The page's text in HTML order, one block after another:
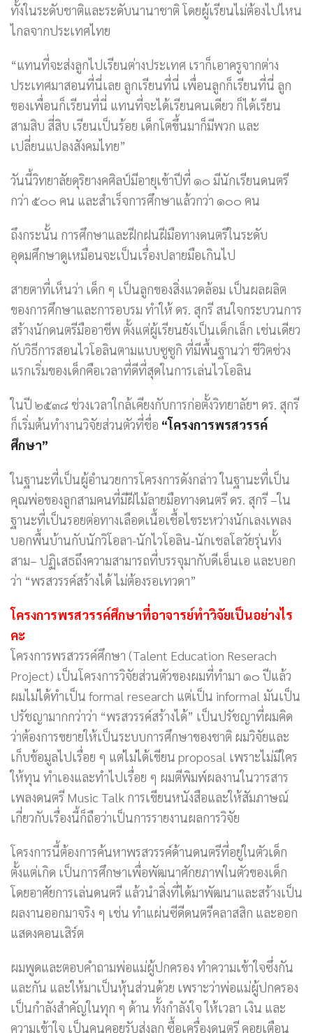
ทั้งในระดับชาติและระดับนานาชาติ โดยผู้เรียนไม่ต้องไปไหน
ไกลจากประเทศไทย
“แทนที่จะส่งลูกไปเรียนต่างประเทศ เราก็เอาครูจากต่าง
ประเทศมาสอนที่นี่เลย ลูกเรียนที่นี่ เพื่อนลูกก็เรียนที่นี่ ลูก
ของเพื่อนก็เรียนที่นี่ แทนที่จะได้เรียนคนเดียว ก็ได้เรียน
สามสิบ สี่สิบ เรียนเป็นร้อย เด็กโตขึ้นมาก็มีพวก และ
เปลี่ยนแปลงสังคมไทย”
วันนี้วิทยาลัยดุริยางคศิลป์มีอายุเข้าปีที่ ๑๐ มีนักเรียนดนตรี
กว่า ๕๐๐ คน และสำเร็จการศึกษาแล้วกว่า ๑๐๐ คน
ถึงกระนั้น การศึกษาและฝีกฝนฝีมือทางดนตรีในระดับ
อุดมศึกษาดูเหมือนจะเป็นเรื่องปลายมือเกินไป
สายตาที่เห็นว่า เด็ก ๆ เป็นลูกของสิ่งแวดล้อม เป็นผลผลิต
ของการศึกษาและการอบรม ทำให้ ดร. สุกรี สนใจกระบวนการ
สร้างนักดนตรีมืออาชีพ ตั้งแต่ผู้เรียนยังเป็นเด็กเล็ก เช่นเดียว
กับวิธีการสอนไวโอลินตามแบบซูซูกิ ที่มีพื้นฐานว่า ชีวิตช่วง
แรกเริ่มของเด็กคือเวลาที่ดีที่สุดในการเล่นไวโอลิน
ในปี ๒๕๓๘ ช่วงเวลาใกล้เคียงกับการก่อตั้งวิทยาลัยฯ ดร. สุกรี
ก็เริ่มต้นทำงานวิจัยส่วนตัวที่ชื่อ “โครงการพรสวรรค์
ศึกษา”
ในฐานะที่เป็นผู้อำนวยการโครงการดังกล่าว ในฐานะที่เป็น
คุณพ่อของลูกสามคนที่มีฝีไม้ลายมือทางดนตรี ดร. สุกรี –ใน
ฐานะที่เป็นรอยต่อทางเลือดเนื้อเชื้อไขระหว่างนักเลงเพลง
บอกพื้นบ้านกับนักวิโอลา-นักไวโอลิน-นักเชลโลวัยรุ่นทั้ง
สาม– ปฏิเสธถึงความสามารถที่บรรจุมากับดีเอ็นเอ และบอก
ว่า “พรสวรรค์สร้างได้ ไม่ต้องรอเทวดา”
โครงการพรสวรรค์ศึกษาที่อาจารย์ทำวิจัยเป็นอย่างไร
คะ
โครงการพรสวรรค์ศึกษา (Talent Education Reserach
Project) เป็นโครงการวิจัยส่วนตัวของผมที่ทำมา ๑๐ ปีแล้ว
ผมไม่ได้ทำเป็น formal research แต่เป็น informal มันเป็น
ปรัชญามากกว่าว่า “พรสวรรค์สร้างได้” เป็นปรัชญาที่ผมคิด
ว่าต้องการขยายให้เป็นระบบการศึกษาของชาติ ผมวิจัยและ
เก็บข้อมูลไปเรื่อย ๆ แต่ไม่ได้เขียน proposal เพราะไม่มีใคร
ให้ทุน ทำเองและทำไปเรื่อย ๆ ผมตีพิมพ์ผลงานในวารสาร
เพลงดนตรี Music Talk การเขียนหนังสือและให้สัมภาษณ์
เกี่ยวกับเรื่องนี้ก็ถือว่าเป็นการรายงานผลการวิจัย
โครงการนี้ต้องการค้นหาพรสวรรค์ด้านดนตรีที่อยู่ในตัวเด็ก
ตั้งแต่เกิด เป็นการศึกษาเพื่อพัฒนาศักยภาพในตัวของเด็ก
โดยอาศัยการเล่นดนตรี แล้วนำสิ่งที่ได้มาพัฒนาและสร้างเป็น
ผลงานออกมาจริง ๆ เช่น ทำแผ่นซีดีดนตรีคลาสสิก และออก
แสดงคอนเสิร์ต
ผมพูดและตอบคำถามพ่อแม่ผู้ปกครอง ทำความเข้าใจซึ่งกัน
และกัน และให้มาเป็นหุ้นส่วนด้วย เพราะว่าพ่อแม่ผู้ปกครอง
เป็นกำลังสำคัญในทุก ๆ ด้าน ทั้งกำลังใจ ให้เวลา เงิน และ
ความเข้าใจ เป็นคนคอยรับส่งลูก ซื้อเครื่องดนตรี คอยเตือน